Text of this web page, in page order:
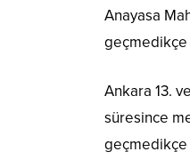
Anayasa
geçmedikçe
Ankara 13.
süresince
geçmedikçe